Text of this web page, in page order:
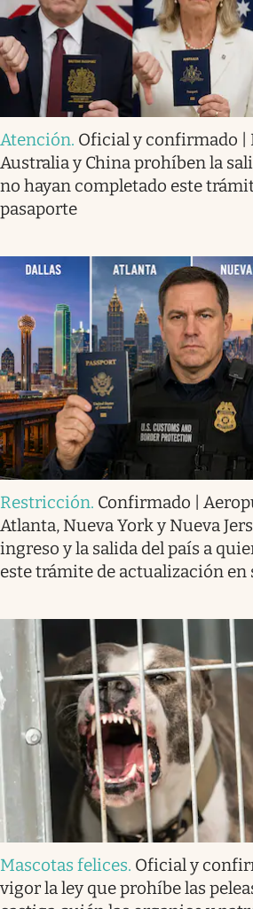
Atención. Oficial y confirmado |
Australia y China prohíben la
no hayan completado este
pasaporte
Restricción. Confirmado |
Atlanta, Nueva York y Nueva
ingreso y la salida del país a
este trámite de actualización en
Mascotas felices. Oficial y
vigor la ley que prohíbe las